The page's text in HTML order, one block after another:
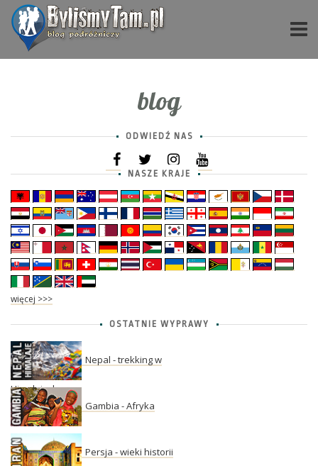
blog
ODWIEDŹ NAS
NASZE KRAJE
więcej >>>
OSTATNIE WYPRAWY
Nepal - trekking w
Himalajach
Gambia - Afryka
Persja - wieki historii